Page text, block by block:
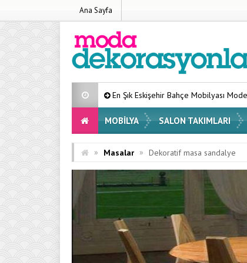
Ana Sayfa
En Şık Eskişehir Bahçe Mobilyası Modelleri Listesi 2026
MOBILYA SALON TAKIMLARI
» Masalar » Dekoratif masa sandalye